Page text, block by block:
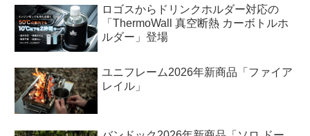
ロゴスからドリンクホルダー対応の
「ThermoWall 真空断熱 カーボトルホ
ルダー」登場
ユニフレーム2026年新商品「ファイア
レイル」